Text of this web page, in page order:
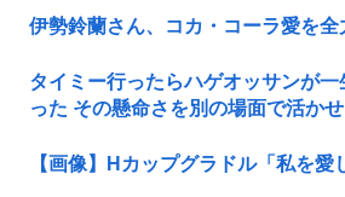
伊勢鈴蘭さん、コカ・コーラ愛を全
タイミー行ったらハゲオッサンが
った その懸命さを別の場面で活かせ
【画像】Hカップグラドル「私を愛